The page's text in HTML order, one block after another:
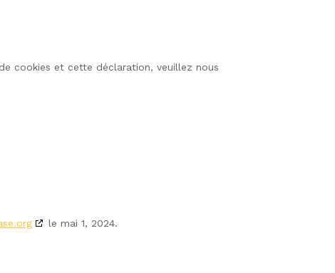
cookies et cette déclaration, veuillez nous
le mai 1, 2024.